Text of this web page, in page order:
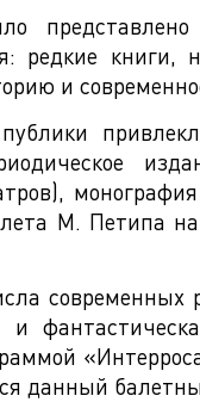
редкие
и
М. Петипа
современных
и
данный